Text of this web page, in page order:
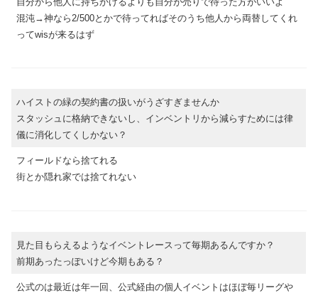
混沌→神なら2/500とかで待ってればそのうち他人から両替してくれ
ってwisが来るはず
ハイストの緑の契約書の扱いがうざすぎませんか
スタッシュに格納できないし、インベントリから減らすためには律
儀に消化してくしかない？
フィールドなら捨てれる
街とか隠れ家では捨てれない
見た目もらえるようなイベントレースって毎期あるんですか？
前期あったっぽいけど今期もある？
公式のは最近は年一回、公式経由の個人イベントはほぼ毎リーグや